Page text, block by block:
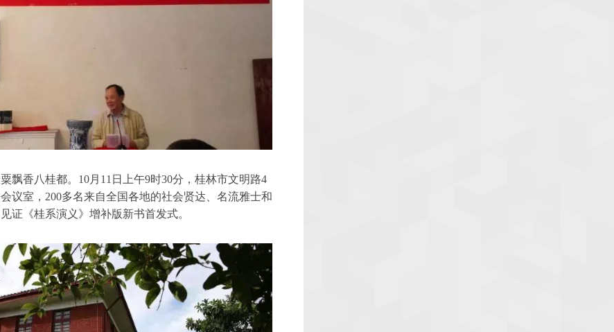
飘香八桂都。10月11日上午9时30分，桂林市文明路4
议室，200多名来自全国各地的社会贤达、名流雅士和
证《桂系演义》增补版新书首发式。